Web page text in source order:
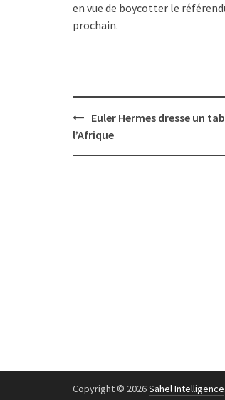
en vue de boycotter le
prochain.
Post
navigation
Euler Hermes dresse un
l’Afrique
Copyright © 2026Sahel Intelligence